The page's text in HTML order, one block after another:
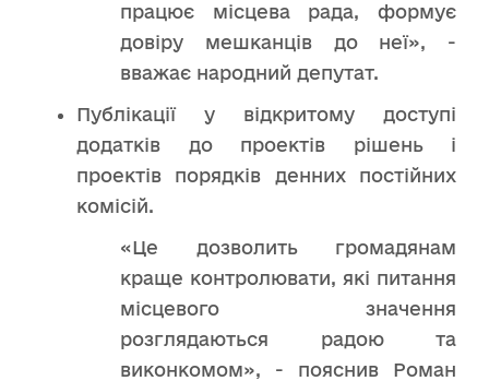
працює місцева рада, формує
довіру мешканців до неї», -
вважає народний депутат.
Публікації у відкритому доступі
додатків до проектів рішень і
проектів порядків денних постійних
комісій.
«Це дозволить громадянам
краще контролювати, які питання
місцевого значення
розглядаються радою та
виконкомом», - пояснив Роман